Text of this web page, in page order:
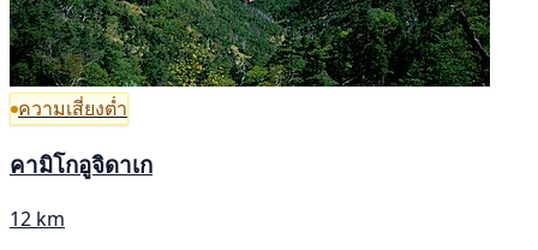
ความเสี่ยงต่ำ
คามิโกอูจิดาเก
12 km